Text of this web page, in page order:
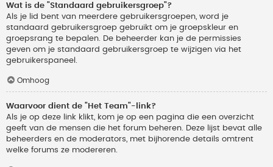
Wat is de "Standaard gebruikersgroep"?
Als je lid bent van meerdere gebruikersgroepen, word je
standaard gebruikersgroep gebruikt om je groepskleur en
groepsrang te bepalen. De beheerder kan je de permissies
geven om je standaard gebruikersgroep te wijzigen via het
gebruikerspaneel.
Omhoog
Waarvoor dient de "Het Team"-link?
Als je op deze link klikt, kom je op een pagina die een overzicht
geeft van de mensen die het forum beheren. Deze lijst bevat alle
beheerders en de moderators, met bijhorende details omtrent
welke forums ze modereren.